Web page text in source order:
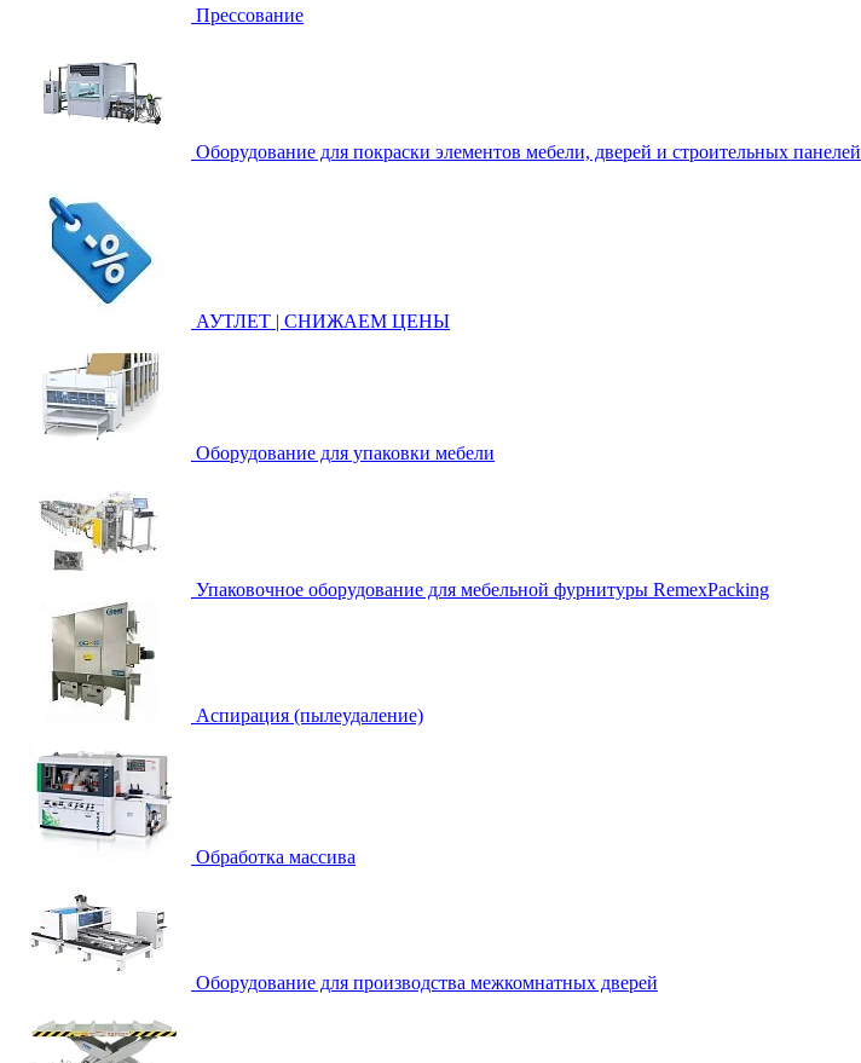
Прессование
Оборудование для покраски элементов мебели, дверей и строительных панелей
АУТЛЕТ | СНИЖАЕМ ЦЕНЫ
Оборудование для упаковки мебели
Упаковочное оборудование для мебельной фурнитуры RemexPacking
Аспирация (пылеудаление)
Обработка массива
Оборудование для производства межкомнатных дверей